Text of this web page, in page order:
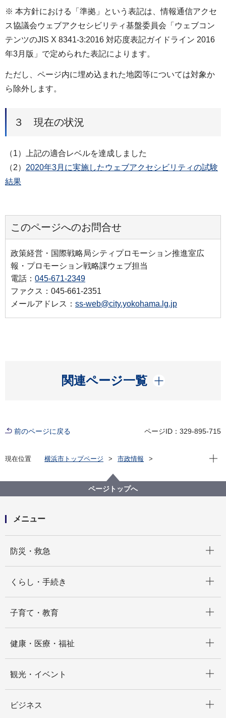
※ 本方針における「準拠」という表記は、情報通信アクセ
ス協議会ウェブアクセシビリティ基盤委員会「ウェブコン
テンツのJIS X 8341-3:2016 対応度表記ガイドライン 2016
年3月版」で定められた表記によります。
ただし、ページ内に埋め込まれた地図等については対象か
ら除外します。
３ 現在の状況
（1）上記の適合レベルを達成しました
（2） 2020年3月に実施したウェブアクセシビリティの試験
結果
このページへのお問合せ
政策経営・国際戦略局シティプロモーション推進室広
報・プロモーション戦略課ウェブ担当
電話： 045-671-2349
ファクス：045-661-2351
メールアドレス： ss-web@city.yokohama.lg.jp
関連ページ一覧
開く
前のページに戻る ページID：329-895-715
現在位置 横浜市トップページ
市政情報
市民利用施設等イベント情報
市民利用施設等イベント情報のウェブアクセシビリテ
ィ対応について
現在
ページトップへ
メニュー
防災・救急
くらし・手続き
子育て・教育
健康・医療・福祉
観光・イベント
ビジネス